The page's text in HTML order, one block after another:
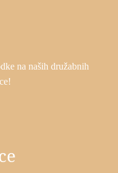
na naših družabnih